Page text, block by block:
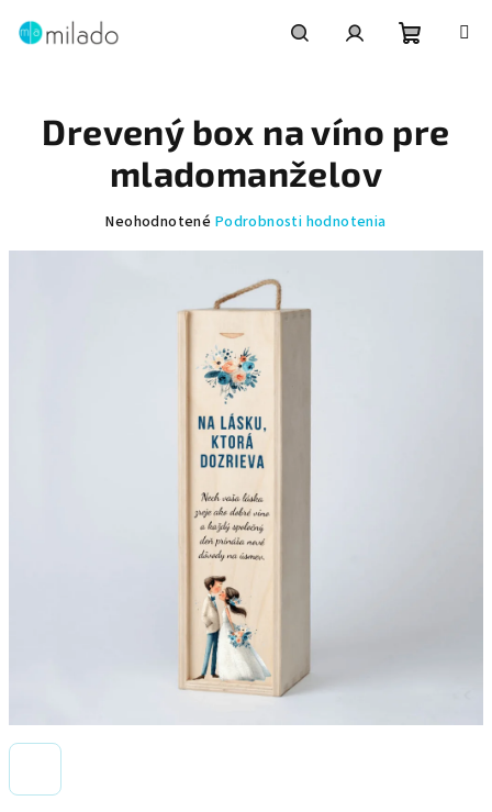
košík
Drevený box na víno pre
mladomanželov
Priemerné
Neohodnotené Podrobnosti hodnotenia